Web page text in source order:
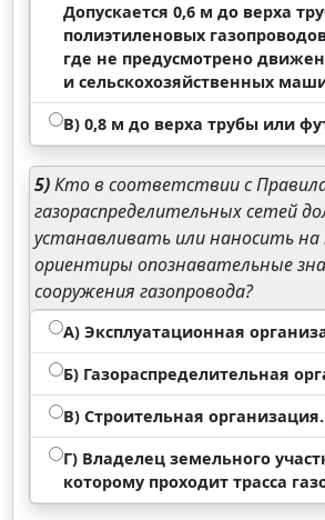
Допускается 0,6 м до верха
полиэтиленовых
где не предусмотрено
и сельскохозяйственных
В) 0,8 м до верха трубы или
5)Кто в соответствии с
газораспределительных сетей
устанавливать или наносить
ориентиры опознавательные
сооружения газопровода?
А) Эксплуатационная
Б) Газораспределительная
В) Строительная организация.
Г) Владелец земельного
которому проходит трасса